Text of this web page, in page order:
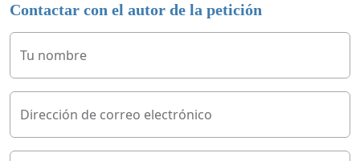
Contactar con el autor de la petición
Tu nombre
Dirección de correo electrónico